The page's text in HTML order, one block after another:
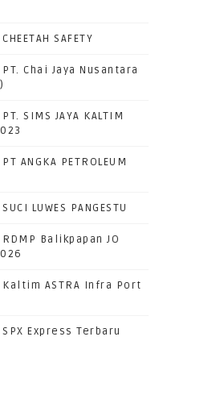
SAFETY
Chai Jaya Nusantara
SIMS JAYA KALTIM
ANGKA PETROLEUM
LUWES PANGESTU
Balikpapan JO
ASTRA Infra Port
Express Terbaru